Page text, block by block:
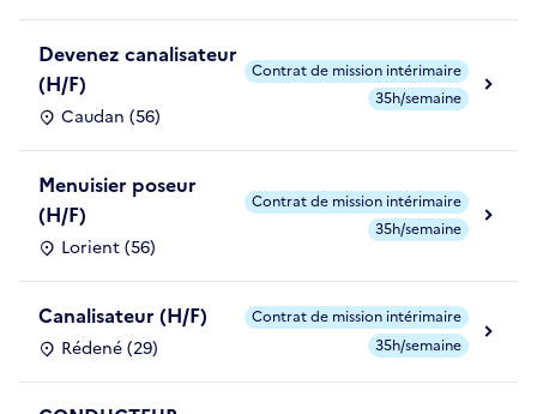
Devenez canalisateur
(H/F)
Caudan (56)
Contrat de mission intérimaire
35h/semaine
Menuisier poseur
(H/F)
Lorient (56)
Contrat de mission intérimaire
35h/semaine
Canalisateur (H/F)
Rédené (29)
Contrat de mission intérimaire
35h/semaine